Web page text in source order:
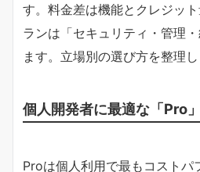
す。料金差は機能とクレジッ
ランは「セキュリティ・管理
ます。立場別の選び方を整理し
個人開発者に最適な「Pro」
Proは個人利用で最もコストパ